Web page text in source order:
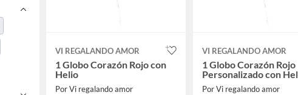
VI REGALANDO AMOR
1 Globo Corazón Rojo con
Helio
Por Vi regalando amor
VI REGALANDO AMOR
1 Globo Corazón Rojo
Personalizado con
Por Vi regalando amor